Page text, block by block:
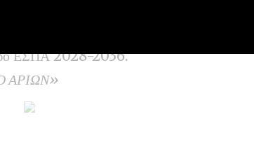
Περιφέρειες, έτσι ώστε να
πρόταση για την υλοποίηση της μελέτης
ΕΣΠΑ 2028-2036.
ΑΡΙΩΝ»